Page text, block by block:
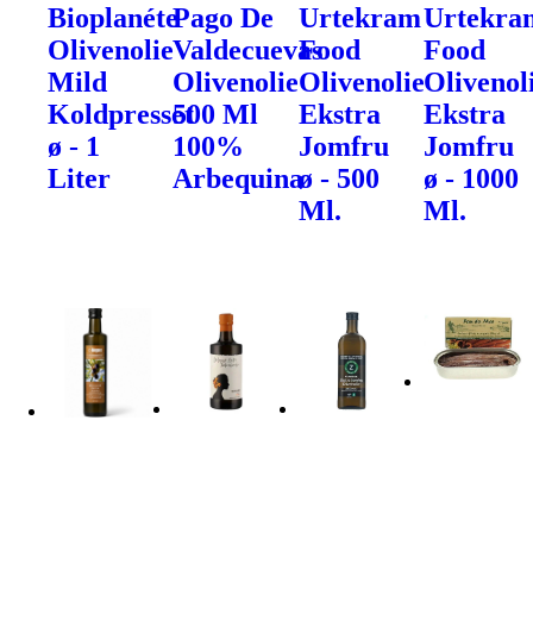
Bioplanéte
Olivenolie
Mild
Koldpresset
ø - 1
Liter
Pago De
Valdecuevas
Olivenolie
500 Ml
100%
Arbequina
Urtekram
Food
Olivenolie
Ekstra
Jomfru
ø - 500
Ml.
Food
Ekstra
Jomfru
ø - 1000
Ml.